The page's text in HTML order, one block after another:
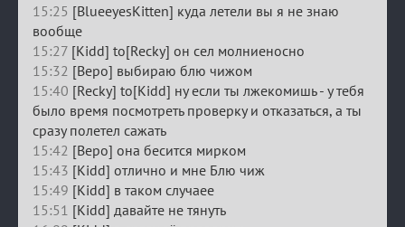
15:25 [BlueeyesKitten] куда летели вы я не знаю
вообще
15:27 [Kidd] to[Recky] он сел молниеносно
15:32 [Веро] выбираю блю чижом
15:40 [Recky] to[Kidd] ну если ты лжекомишь - у тебя
было время посмотреть проверку и отказаться, а ты
сразу полетел сажать
15:42 [Веро] она бесится мирком
15:43 [Kidd] отлично и мне Блю чиж
15:49 [Kidd] в таком случаее
15:51 [Kidd] давайте не тянуть